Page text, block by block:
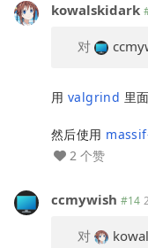
kowalskidark
对
用 valgrind 里
然后使用
2 个赞
ccmywish #14
对